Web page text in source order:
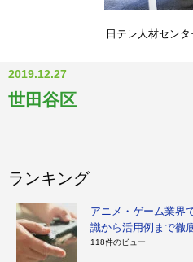
日テレ人材センタ
2019.12.27
世田谷区
ランキング
アニメ・ゲーム業界
識から活用例まで徹
118件のビュー